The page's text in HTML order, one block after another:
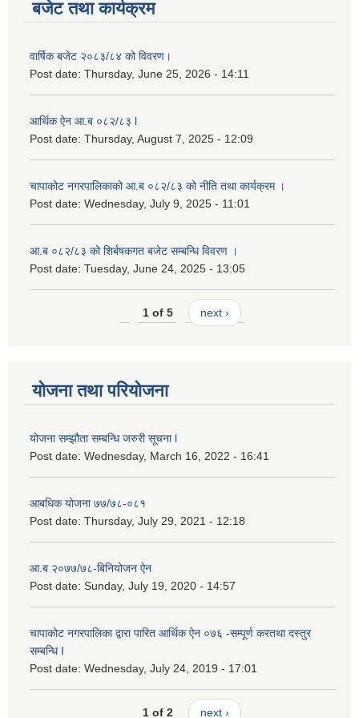
बजेट तथा कार्यक्रम
वार्षिक बजेट २०८३/८४ को विवरण।
Post date: Thursday, June 25, 2026 - 14:11
आर्थिक ऐन आ.ब ०८२/८३ l
Post date: Thursday, August 7, 2025 - 12:09
चापाकोट नगरपालिकाको आ.ब ०८२/८३ को नीति तथा कार्यक्रम ।
Post date: Wednesday, July 9, 2025 - 11:01
आ.ब ०८२/८३ को शिर्बषकगत बजेट सम्बन्धि विवरण ।
Post date: Tuesday, June 24, 2025 - 13:05
1 of 5 next ›
योजना तथा परियोजना
योजना सम्झौता सम्बन्धि जरुरी सूचना l
Post date: Wednesday, March 16, 2022 - 16:41
आबधिक योजना ७७/७८-०८१
Post date: Thursday, July 29, 2021 - 12:18
आ.ब २०७७/७८-बिनियोजन ऐन
Post date: Sunday, July 19, 2020 - 14:57
चापाकोट नगरपालिका द्वारा पारित आर्थिक ऐन ०७६ -सम्पूर्ण करतथा दस्तुर
सम्बन्धि I
Post date: Wednesday, July 24, 2019 - 17:01
1 of 2 next ›